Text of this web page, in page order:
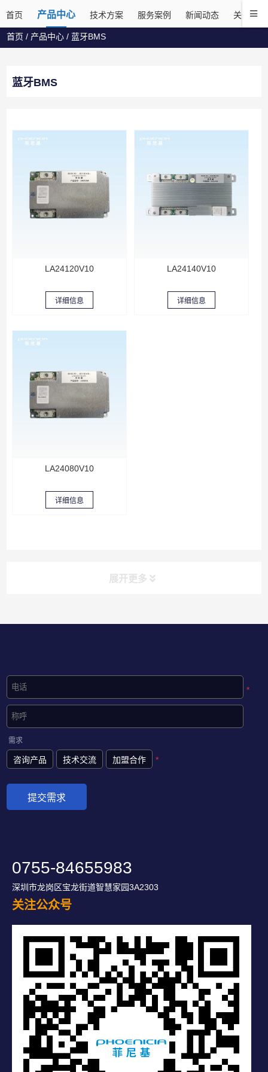
首页 产品中心 技术方案 服务案例 新闻动态 关于菲
首页 / 产品中心 /蓝牙BMS
蓝牙BMS
LA24120V10
详细信息
LA24140V10
详细信息
LA24080V10
详细信息
展开更多
*
需求
咨询产品 技术交流 加盟合作 *
0755-84655983
深圳市龙岗区宝龙街道智慧家园3A2303
关注公众号